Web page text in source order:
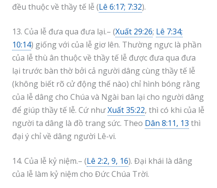
đều thuộc về thầy tế lễ (Lê 6:17; 7:32).
13. Của lễ đưa qua đưa lại.– (Xuất 29:26; Lê 7:34;
10:14) giống với của lễ giơ lên. Thường ngực là phần
của lễ thù ân thuộc về thầy tế lễ được đưa qua đưa
lại trước bàn thờ bởi cả người dâng cùng thầy tế lễ
(không biết rõ cử động thế nào) chỉ hình bóng rằng
của lễ dâng cho Chúa và Ngài ban lại cho người dâng
để giúp thầy tế lễ. Cứ nhưXuất 35:22, thì có khi của lễ
người ta dâng là đồ trang sức. Theo Dân 8:11, 13 thì
đại ý chỉ về dâng người Lê-vi.
14. Của lễ kỷ niệm.– (Lê 2:2, 9, 16). Đại khái là dâng
của lễ làm kỷ niệm cho Đức Chúa Trời.